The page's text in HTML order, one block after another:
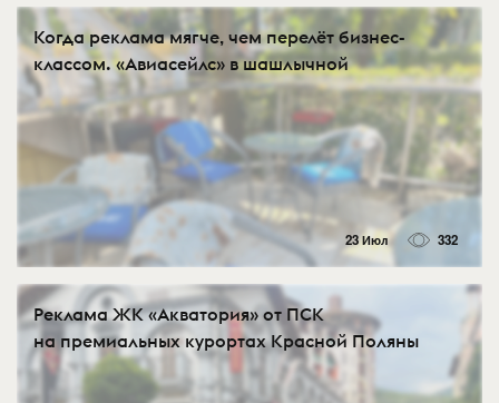
Когда реклама мягче, чем перелёт бизнес-
классом. «Авиасейлс» в шашлычной
23 Июл 332
Реклама ЖК «Акватория» от ПСК
на премиальных курортах Красной Поляны